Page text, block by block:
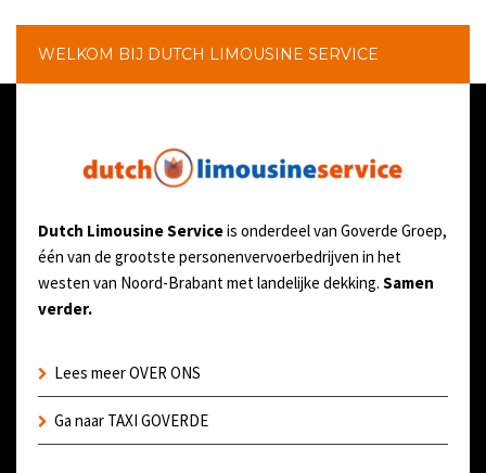
WELKOM BIJ DUTCH LIMOUSINE SERVICE
Dutch Limousine Serviceis onderdeel van Goverde Groep,
één van de grootste personenvervoerbedrijven in het
westen van Noord-Brabant met landelijke dekking. Samen
verder.
Lees meer OVER ONS
Ga naar TAXI GOVERDE